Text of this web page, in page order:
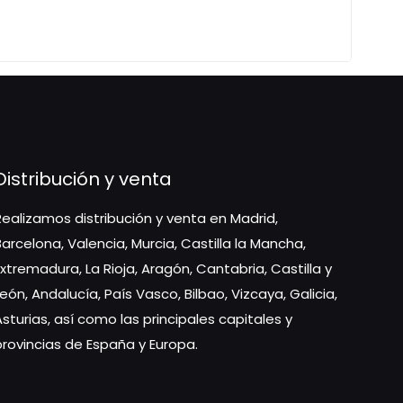
y venta
distribución y venta en Madrid,
Valencia, Murcia, Castilla la Mancha,
La Rioja, Aragón, Cantabria, Castilla y
Andalucía, País Vasco, Bilbao, Vizcaya, Galicia,
así como las principales capitales y
de España y Europa.